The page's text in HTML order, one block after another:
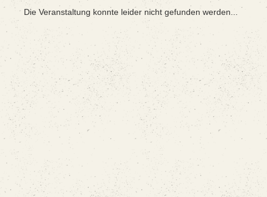
Die Veranstaltung konnte leider nicht gefunden werden...